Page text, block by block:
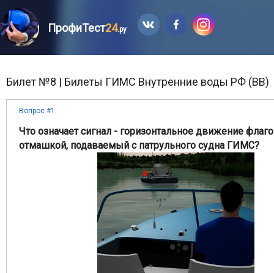
ПрофиТест24.ру
Билет №8 | Билеты ГИМС Внутренние воды РФ (ВВ)
Вопрос #1
Что означает сигнал - горизонтальное движение
отмашкой, подаваемый с патрульного судна ГИМС?